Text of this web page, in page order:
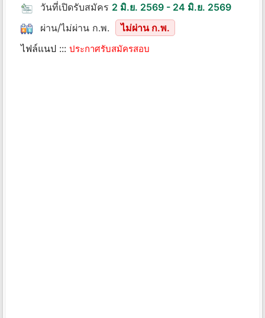
วันที่เปิดรับสมัคร 2 มิ.ย. 2569 - 24 มิ.ย. 2569
ผ่าน/ไม่ผ่าน ก.พ.
ไม่ผ่าน ก.พ.
ไฟล์แนป ::: ประกาศรับสมัครสอบ